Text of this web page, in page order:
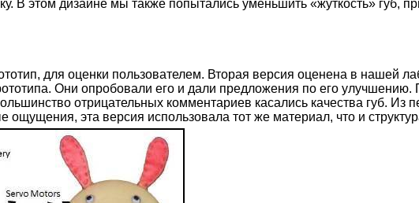
В этом дизайне мы также попытались уменьшить «жуткость» губ,
для оценки пользователем. Вторая версия оценена в нашей
Они опробовали его и дали предложения по его
отрицательных комментариев касались качества губ. Из
ощущения, эта версия использовала тот же материал, что и